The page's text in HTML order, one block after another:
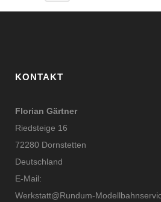
KONTAKT
Florian Gärtner
Riedsteige 16
72280 Dornstetten
Deutschland
E-Mail:
Werkstatt@rundum-